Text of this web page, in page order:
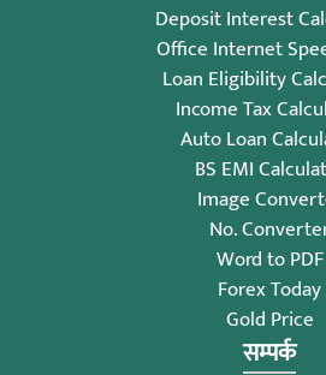
Deposit Interest
Office Internet
Loan Eligibility
Income Tax
Auto Loan
BS EMI
Image
No.
Word to PDF
Forex Today
Gold Price
सम्पर्क